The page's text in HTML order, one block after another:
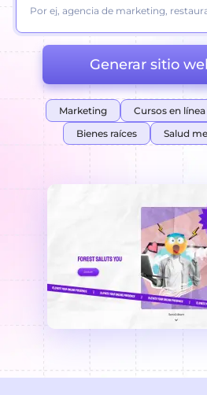
Generar sitio
Marketing Cursos en línea
Bienes raíces
Salud